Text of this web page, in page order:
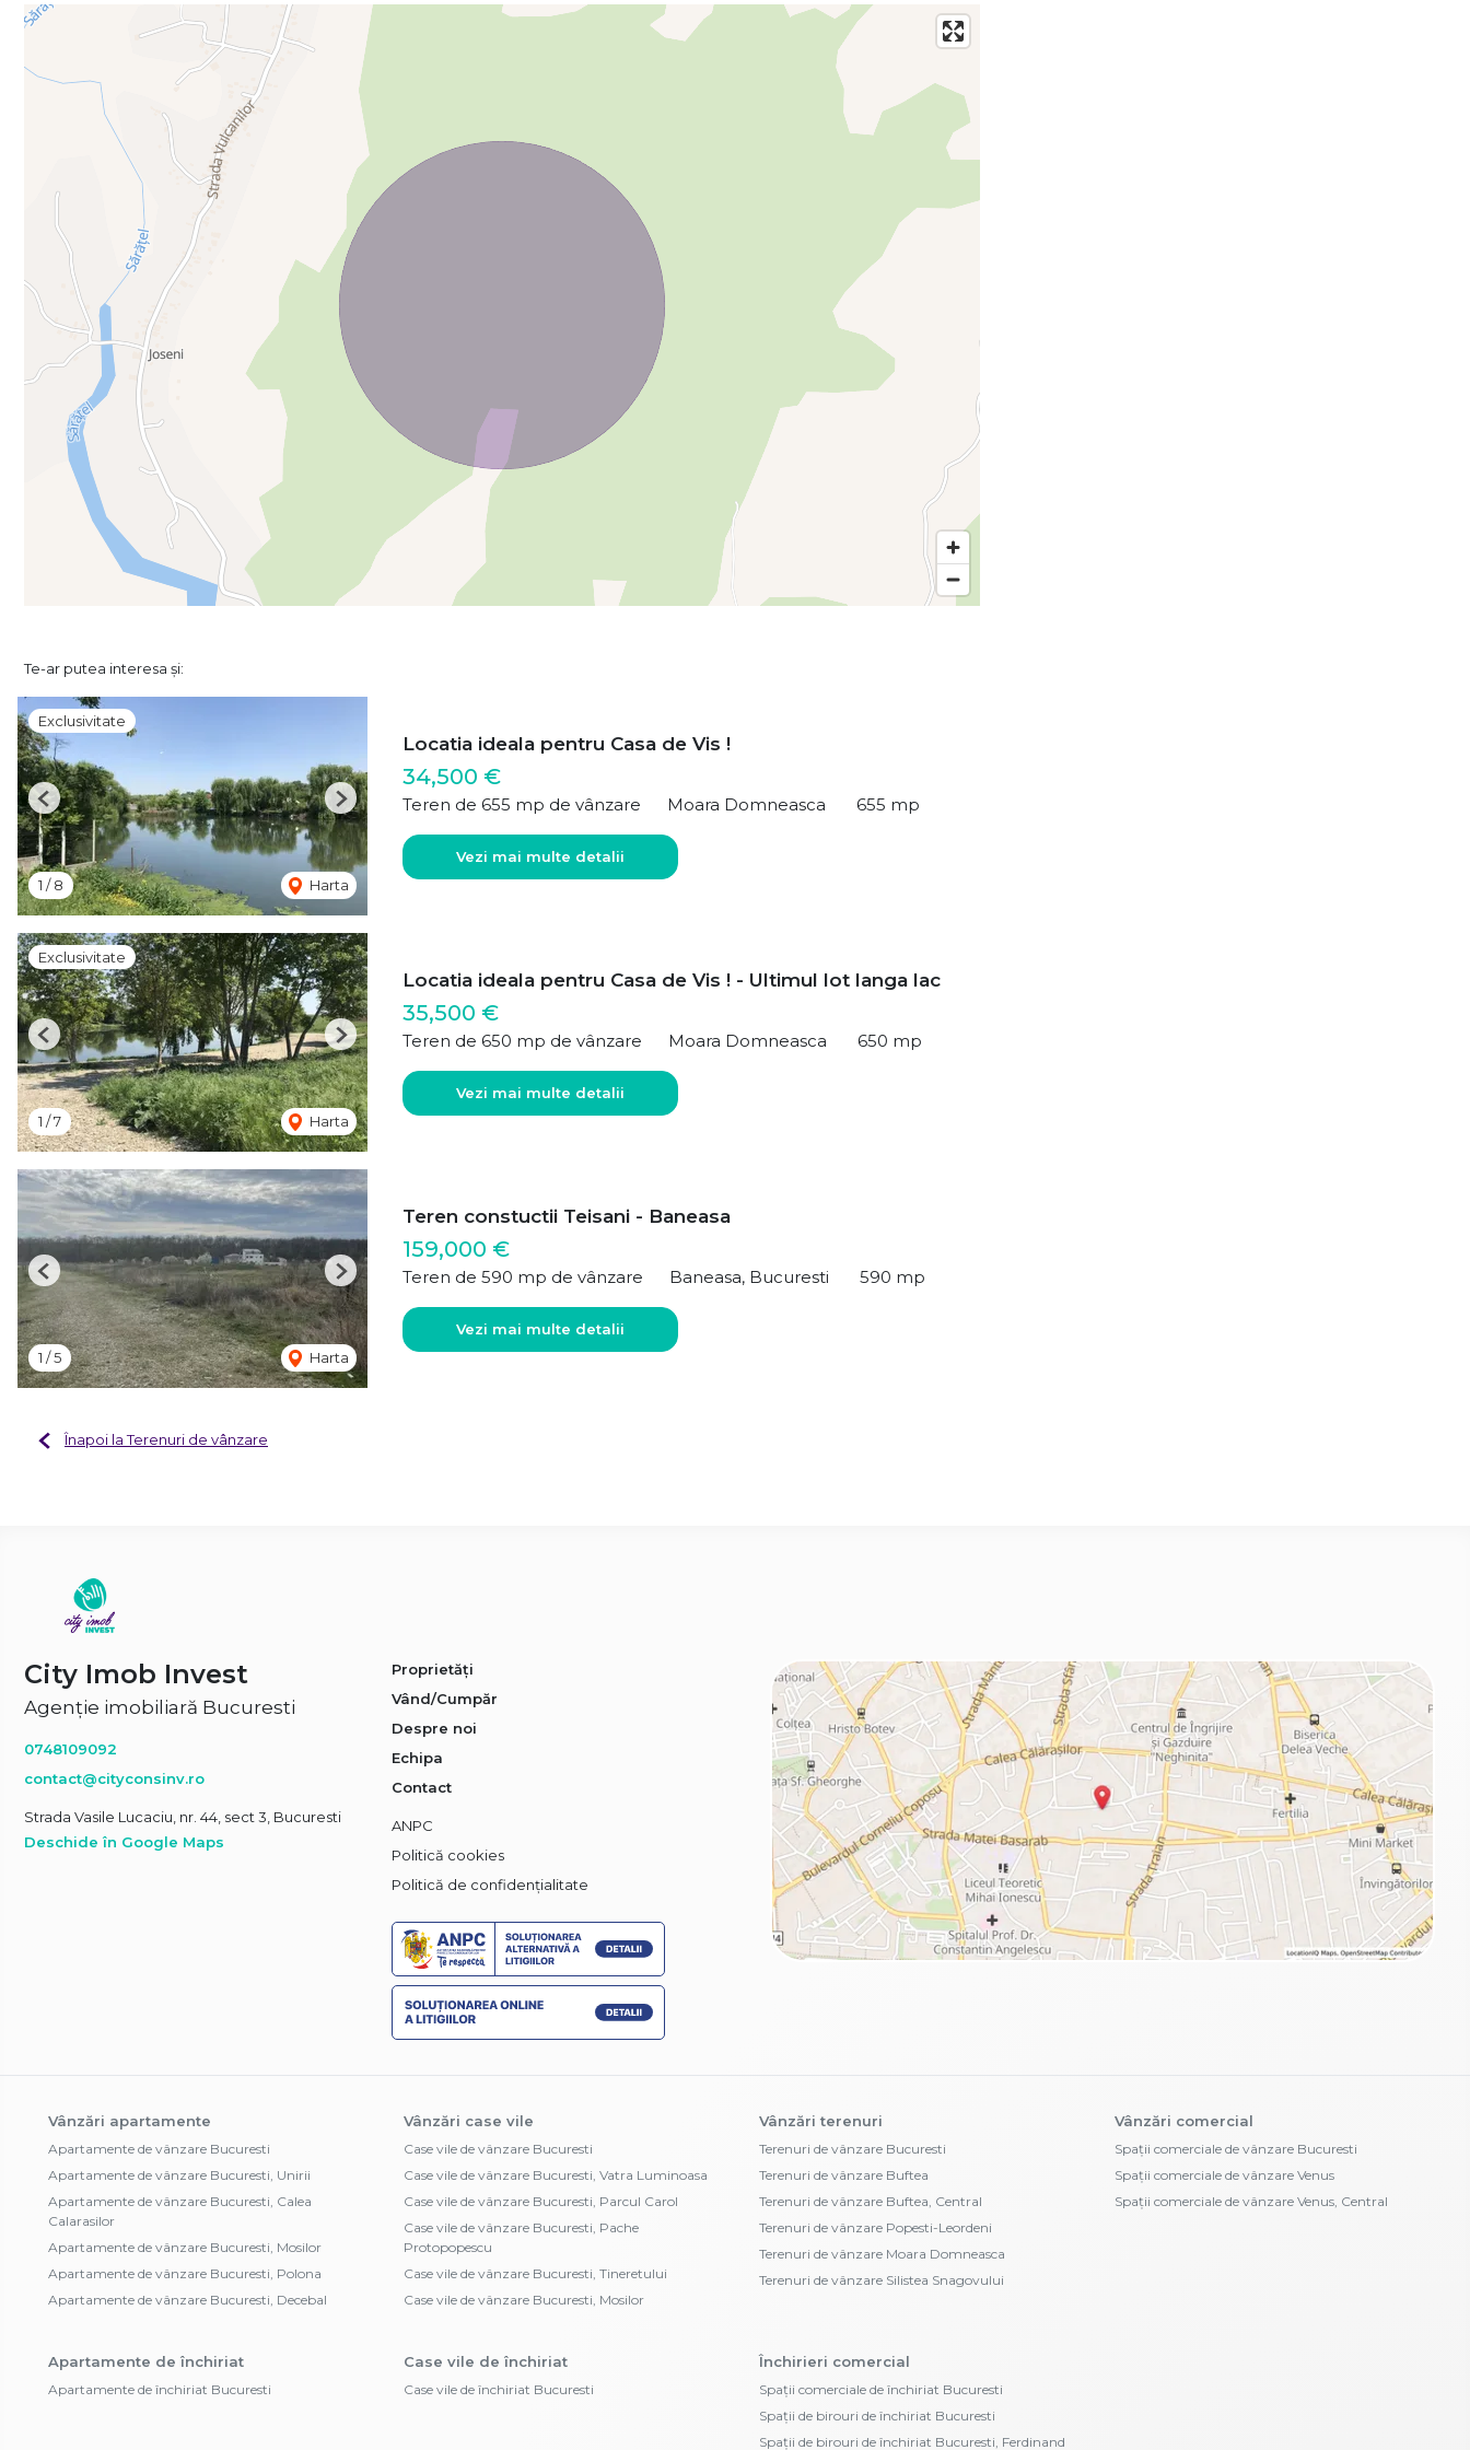
Daca oferta noastra v-a capatat atentia, va rog sa ne contactati telefonic!
Te-ar putea interesa și:
Exclusivitate
1 /8 Harta
Previous Next
Locatia ideala pentru Casa de Vis !
34,500 €
Teren de 655 mp de vânzare Moara Domneasca 655 mp
Vezi mai multe detalii
Exclusivitate
1 /7 Harta
Previous Next
Locatia ideala pentru Casa de Vis ! - Ultimul lot langa lac
35,500 €
Teren de 650 mp de vânzare Moara Domneasca 650 mp
Vezi mai multe detalii
1 /5 Harta
Previous Next
Teren constuctii Teisani - Baneasa
159,000 €
Teren de 590 mp de vânzare Baneasa, Bucuresti 590 mp
Vezi mai multe detalii
Înapoi la Terenuri de vânzare
City Imob Invest
Agenție imobiliară Bucuresti
0748109092
contact@cityconsinv.ro
Strada Vasile Lucaciu, nr. 44, sect 3, Bucuresti
Deschide în Google Maps
Proprietăți
Vând/Cumpăr
Despre noi
Echipa
Contact
ANPC
Politică cookies
Politică de confidențialitate
Vânzări apartamente
Apartamente de vânzare Bucuresti
Apartamente de vânzare Bucuresti, Unirii
Apartamente de vânzare Bucuresti, Calea
Calarasilor
Apartamente de vânzare Bucuresti, Mosilor
Apartamente de vânzare Bucuresti, Polona
Apartamente de vânzare Bucuresti, Decebal
Vânzări case vile
Case vile de vânzare Bucuresti
Case vile de vânzare Bucuresti, Vatra Luminoasa
Case vile de vânzare Bucuresti, Parcul Carol
Case vile de vânzare Bucuresti, Pache
Protopopescu
Case vile de vânzare Bucuresti, Tineretului
Case vile de vânzare Bucuresti, Mosilor
Vânzări terenuri
Terenuri de vânzare Bucuresti
Terenuri de vânzare Buftea
Terenuri de vânzare Buftea, Central
Terenuri de vânzare Popesti-Leordeni
Terenuri de vânzare Moara Domneasca
Terenuri de vânzare Silistea Snagovului
Vânzări comercial
Spații comerciale de vânzare Bucuresti
Spații comerciale de vânzare Venus
Spații comerciale de vânzare Venus, Central
Apartamente de închiriat
Apartamente de închiriat Bucuresti
Case vile de închiriat
Case vile de închiriat Bucuresti
Închirieri comercial
Spații comerciale de închiriat Bucuresti
Spații de birouri de închiriat Bucuresti
Spații de birouri de închiriat Bucuresti, Ferdinand